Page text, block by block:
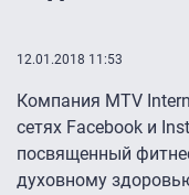
12.01.2018 11:53
Компания MTV
сетях Facebook и
посвященный
духовному